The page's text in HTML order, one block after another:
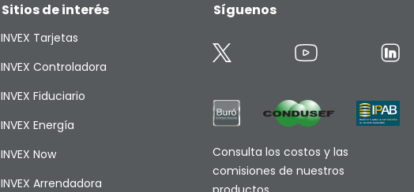
Sitios de interés
INVEX Tarjetas
INVEX Controladora
INVEX Fiduciario
INVEX Energía
INVEX Now
INVEX Arrendadora
Síguenos
Consulta los costos y las
comisiones de nuestros